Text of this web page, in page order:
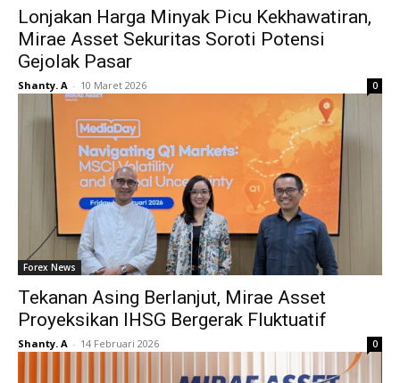
Lonjakan Harga Minyak Picu Kekhawatiran,
Mirae Asset Sekuritas Soroti Potensi
Gejolak Pasar
Shanty. A - 10 Maret 2026 0
Forex News
Tekanan Asing Berlanjut, Mirae Asset
Proyeksikan IHSG Bergerak Fluktuatif
Shanty. A - 14 Februari 2026 0